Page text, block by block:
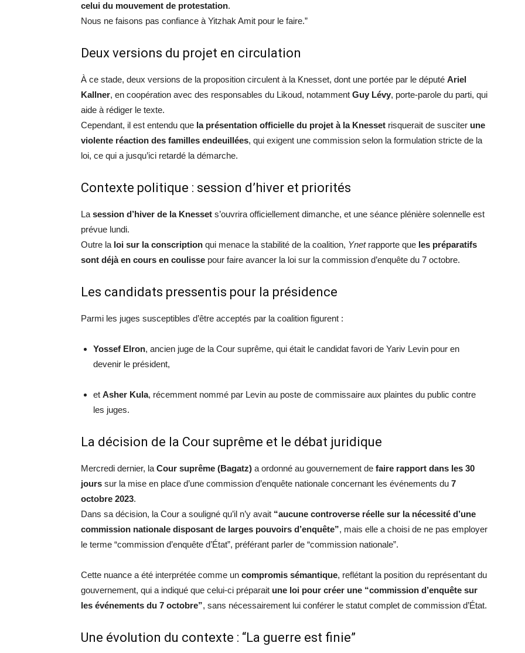
celui du mouvement de protestation.
Nous ne faisons pas confiance à Yitzhak Amit pour le faire.”
Deux versions du projet en circulation
À ce stade, deux versions de la proposition circulent à la Knesset, dont une portée par le député Ariel
Kallner, en coopération avec des responsables du Likoud, notamment Guy Lévy, porte-parole du parti, qui
aide à rédiger le texte.
Cependant, il est entendu que la présentation officielle du projet à la Knesset risquerait de susciter une
violente réaction des familles endeuillées, qui exigent une commission selon la formulation stricte de la
loi, ce qui a jusqu’ici retardé la démarche.
Contexte politique : session d’hiver et priorités
La session d’hiver de la Knesset s’ouvrira officiellement dimanche, et une séance plénière solennelle est
prévue lundi.
Outre la loi sur la conscription qui menace la stabilité de la coalition, Ynetrapporte que les préparatifs
sont déjà en cours en coulisse pour faire avancer la loi sur la commission d’enquête du 7 octobre.
Les candidats pressentis pour la présidence
Parmi les juges susceptibles d’être acceptés par la coalition figurent :
Yossef Elron, ancien juge de la Cour suprême, qui était le candidat favori de Yariv Levin pour en
devenir le président,
et Asher Kula, récemment nommé par Levin au poste de commissaire aux plaintes du public contre
les juges.
La décision de la Cour suprême et le débat juridique
Mercredi dernier, la Cour suprême (Bagatz) a ordonné au gouvernement de faire rapport dans les 30
jours sur la mise en place d’une commission d’enquête nationale concernant les événements du 7
octobre 2023.
Dans sa décision, la Cour a souligné qu’il n’y avait “aucune controverse réelle sur la nécessité d’une
commission nationale disposant de larges pouvoirs d’enquête”, mais elle a choisi de ne pas employer
le terme “commission d’enquête d’État”, préférant parler de “commission nationale”.
Cette nuance a été interprétée comme un compromis sémantique, reflétant la position du représentant du
gouvernement, qui a indiqué que celui-ci préparait une loi pour créer une “commission d’enquête sur
les événements du 7 octobre”, sans nécessairement lui conférer le statut complet de commission d’État.
Une évolution du contexte : “La guerre est finie”